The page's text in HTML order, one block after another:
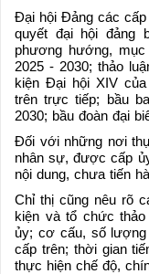
Đại hội Đảng các cấp
quyết đại hội đảng
phương hướng,
2025 - 2030; thảo
kiện Đại hội XIV
trên trực tiếp; bầu
2030; bầu đoàn đại
Đối với những nơi
nhân sự, được cấp
nội dung, chưa tiến
Chỉ thị cũng nêu rõ
kiện và tổ chức
ủy; cơ cấu, số
cấp trên; thời gian
thực hiện chế độ,